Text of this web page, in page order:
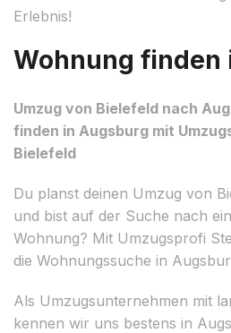
Erlebnis!
Wohnung finden
Umzug von Bielefeld nach
finden in Augsburg mit
Bielefeld
Du planst deinen Umzug von
und bist auf der Suche nach
Wohnung? Mit Umzugsprofi
die Wohnungssuche in
Als Umzugsunternehmen mit
kennen wir uns bestens in